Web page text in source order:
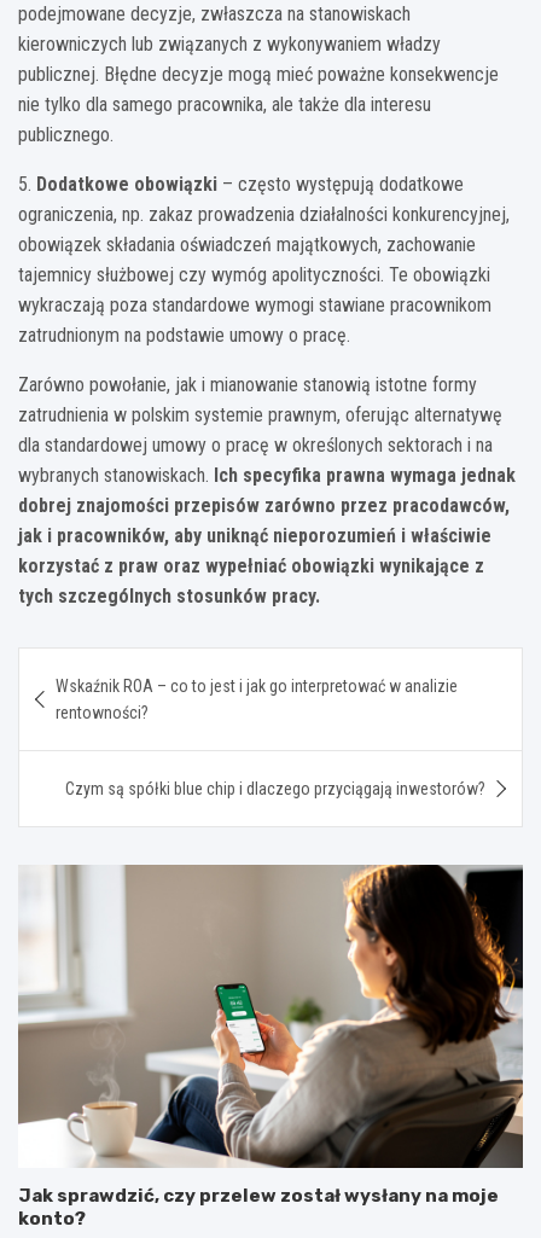
podejmowane decyzje, zwłaszcza na stanowiskach
kierowniczych lub związanych z wykonywaniem władzy
publicznej. Błędne decyzje mogą mieć poważne konsekwencje
nie tylko dla samego pracownika, ale także dla interesu
publicznego.
5. Dodatkowe obowiązki – często występują dodatkowe
ograniczenia, np. zakaz prowadzenia działalności konkurencyjnej,
obowiązek składania oświadczeń majątkowych, zachowanie
tajemnicy służbowej czy wymóg apolityczności. Te obowiązki
wykraczają poza standardowe wymogi stawiane pracownikom
zatrudnionym na podstawie umowy o pracę.
Zarówno powołanie, jak i mianowanie stanowią istotne formy
zatrudnienia w polskim systemie prawnym, oferując alternatywę
dla standardowej umowy o pracę w określonych sektorach i na
wybranych stanowiskach. Ich specyfika prawna wymaga jednak
dobrej znajomości przepisów zarówno przez pracodawców,
jak i pracowników, aby uniknąć nieporozumień i właściwie
korzystać z praw oraz wypełniać obowiązki wynikające z
tych szczególnych stosunków pracy.
wpisu
Wskaźnik ROA – co to jest i jak go interpretować w analizie
rentowności?
Czym są spółki blue chip i dlaczego przyciągają inwestorów?
Jak sprawdzić, czy przelew został wysłany na moje
konto?